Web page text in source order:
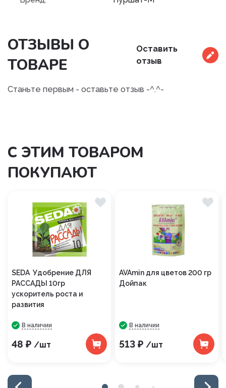
ОТЗЫВЫ О
ТОВАРЕ
Оставить
отзыв
Станьте первым - оставьте отзыв -^.^-
С ЭТИМ ТОВАРОМ
ПОКУПАЮТ
SEDA Удобрение ДЛЯ
РАССАДЫ 10гр
ускоритель роста и
развития
В наличии
48 ₽ /шт
AVAmin для цветов 200 гр
Дойпак
В наличии
513 ₽ /шт